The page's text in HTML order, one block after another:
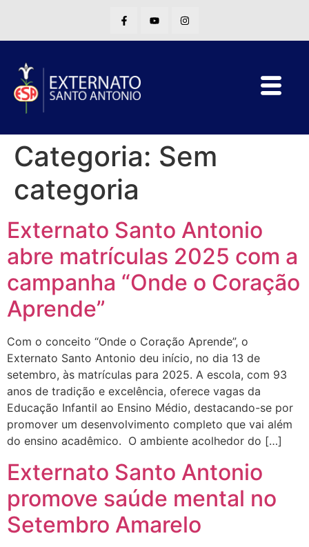
Categoria: Sem
categoria
Externato Santo Antonio
abre matrículas 2025 com a
campanha “Onde o Coração
Aprende”
Com o conceito “Onde o Coração Aprende”, o
Externato Santo Antonio deu início, no dia 13 de
setembro, às matrículas para 2025. A escola, com 93
anos de tradição e excelência, oferece vagas da
Educação Infantil ao Ensino Médio, destacando-se por
promover um desenvolvimento completo que vai além
do ensino acadêmico. O ambiente acolhedor do […]
Externato Santo Antonio
promove saúde mental no
Setembro Amarelo